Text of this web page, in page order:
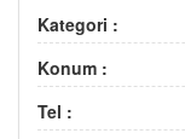
Kategori :
Konum :
Tel :